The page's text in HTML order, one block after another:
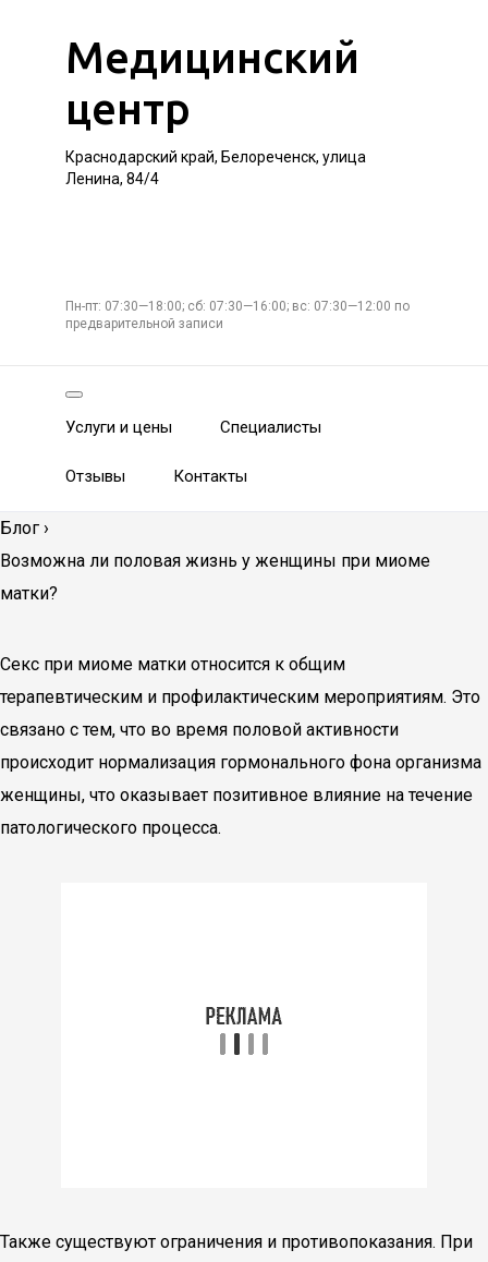
Медицинский
центр
Краснодарский край, Белореченск, улица
Ленина, 84/4
Пн-пт: 07:30—18:00; сб: 07:30—16:00; вс: 07:30—12:00 по
предварительной записи
Услуги и цены Специалисты
Отзывы Контакты
Блог ›
Возможна ли половая жизнь у женщины при миоме
матки?
Секс при миоме матки относится к общим
терапевтическим и профилактическим мероприятиям. Это
связано с тем, что во время половой активности
происходит нормализация гормонального фона организма
женщины, что оказывает позитивное влияние на течение
патологического процесса.
Также существуют ограничения и противопоказания. При